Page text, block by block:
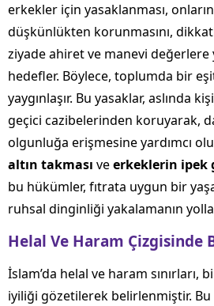
erkekler için yasaklanması,
düşkünlükten korunmasını,
ziyade ahiret ve manevi
hedefler. Böylece, toplumda bir
yaygınlaşır. Bu yasaklar, aslında
geçici cazibelerinden koruyarak,
olgunluğa erişmesine yardımcı
altın takması veerkeklerin ipek
bu hükümler, fıtrata uygun bir
ruhsal dinginliği yakalamanın
Helal Ve Haram Çizgisinde
İslam’da helal ve haram sınırları,
iyiliği gözetilerek belirlenmiştir. Bu